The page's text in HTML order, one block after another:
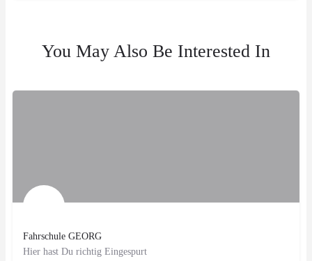
You May Also Be Interested In
Fahrschule GEORG
Hier hast Du richtig Eingespurt